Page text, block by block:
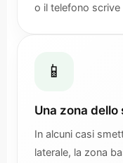
o il telefono
📱
Una zona
In alcuni casi
laterale, la zona